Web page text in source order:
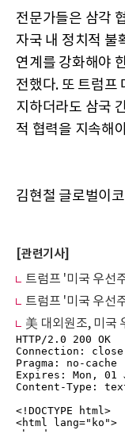
전문가들은 삼각
자국 내 정치적 불
연계를 강화해야
전했다. 또 트럼프
지하더라도 삼국
적 협력을 지속해
김현철 글로벌이
[관련기사]
美 대외원조, 미국